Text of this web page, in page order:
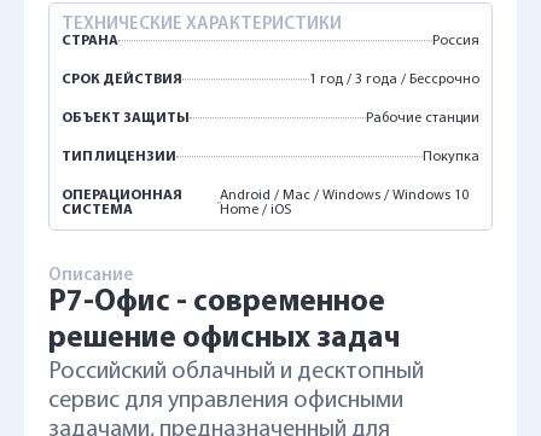
ТЕХНИЧЕСКИЕ ХАРАКТЕРИСТИКИ
СТРАНА Россия
СРОК ДЕЙСТВИЯ 1 год / 3 года / Бессрочно
ОБЪЕКТ ЗАЩИТЫ Рабочие станции
ТИП ЛИЦЕНЗИИ Покупка
ОПЕРАЦИОННАЯ
СИСТЕМА
Android / Mac / Windows / Windows 10
Home / iOS
Описание
Р7-Офис - современное
решение офисных задач
Российский облачный и десктопный
сервис для управления офисными
задачами, предназначенный для